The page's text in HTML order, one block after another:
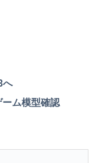
へ
ーム模型確認